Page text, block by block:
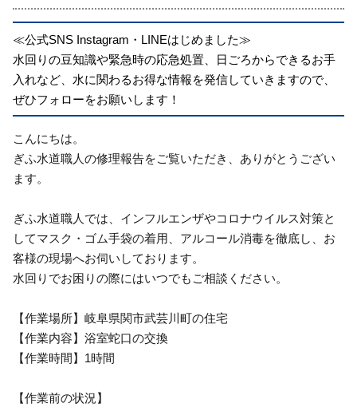
≪公式SNS Instagram・LINEはじめました≫
水回りの豆知識や緊急時の応急処置、日ごろからできるお手
入れなど、水に関わるお得な情報を発信していきますので、
ぜひフォローをお願いします！
こんにちは。
ぎふ水道職人の修理報告をご覧いただき、ありがとうござい
ます。
ぎふ水道職人では、インフルエンザやコロナウイルス対策と
してマスク・ゴム手袋の着用、アルコール消毒を徹底し、お
客様の現場へお伺いしております。
水回りでお困りの際にはいつでもご相談ください。
【作業場所】岐阜県関市武芸川町の住宅
【作業内容】浴室蛇口の交換
【作業時間】1時間
【作業前の状況】